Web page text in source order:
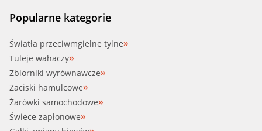
Popularne kategorie
Światła przeciwmgielne tylne
Tuleje wahaczy
Zbiorniki wyrównawcze
Zaciski hamulcowe
Żarówki samochodowe
Świece zapłonowe